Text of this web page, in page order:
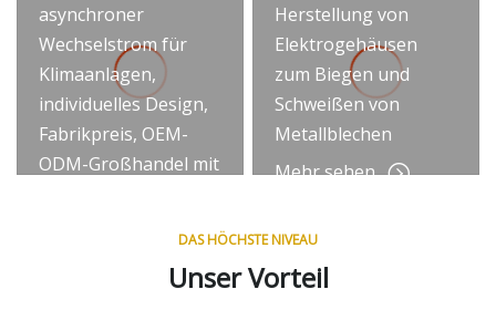
asynchroner
Wechselstrom für
Klimaanlagen,
individuelles Design,
Fabrikpreis, OEM-
ODM-Großhandel mit
Herstellung von
Elektrogehäusen
zum Biegen und
Schweißen von
Metallblechen
Mehr sehen
DAS HÖCHSTE NIVEAU
Unser Vorteil